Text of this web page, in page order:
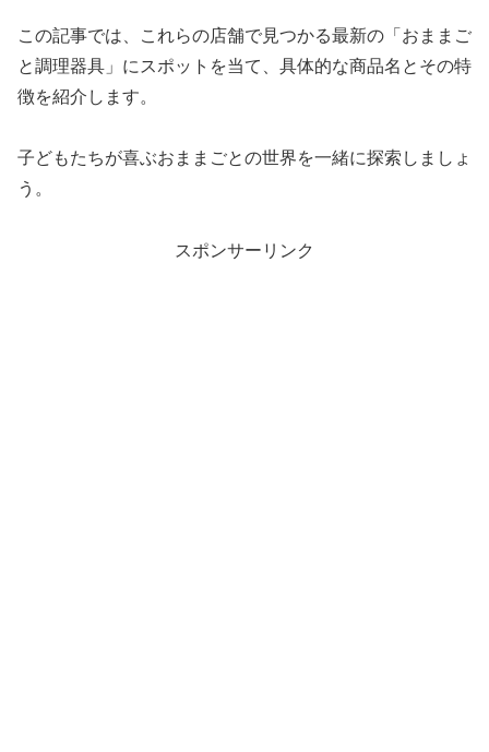
この記事では、これらの店舗で見つかる最新の「おままご
と調理器具」にスポットを当て、具体的な商品名とその特
徴を紹介します。
子どもたちが喜ぶおままごとの世界を一緒に探索しましょ
う。
スポンサーリンク